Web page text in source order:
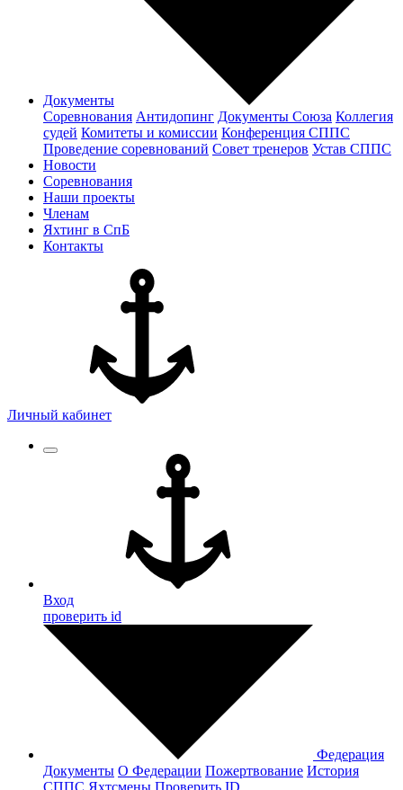
Документы
Соревнования Антидопинг Документы Cоюза Коллегия
судей Комитеты и комиссии Конференция СППС
Проведение соревнований Совет тренеров Устав СППС
Новости
Соревнования
Наши проекты
Членам
Яхтинг в СпБ
Контакты
Личный кабинет
Вход
проверить id
Федерация
Документы О Федерации Пожертвование История
СППС Яхтсмены Проверить ID